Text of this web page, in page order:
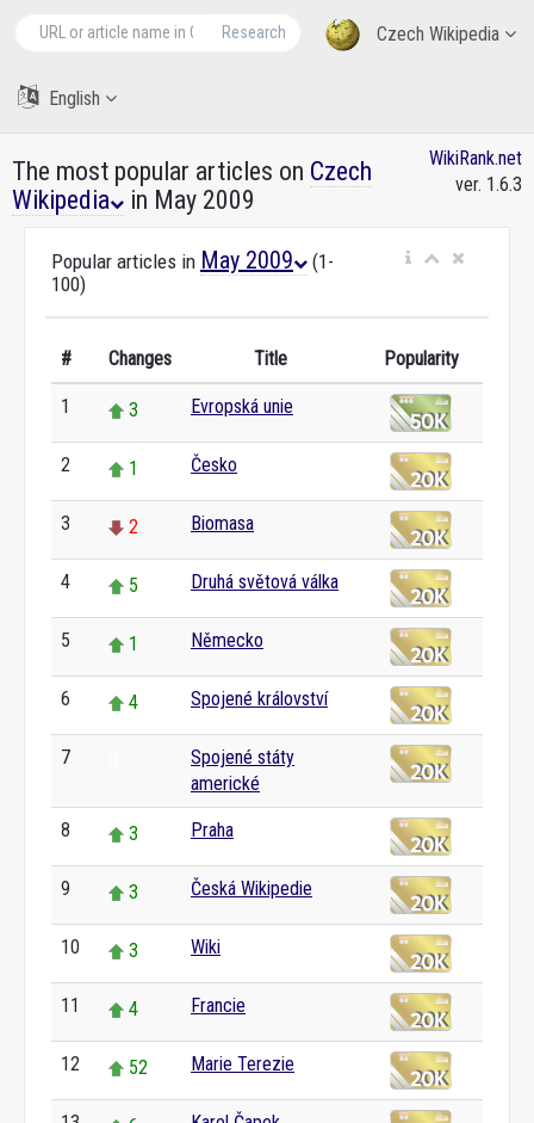
Czech Wikipedia
Research
English
The most popular articles on Czech
Wikipedia
in May 2009
WikiRank.net
ver. 1.6.3
Popular articles in May 2009
(1-
100)
# Changes Title Popularity
1 3 Evropská unie
2 1 Česko
3 2 Biomasa
4 5 Druhá světová válka
5 1 Německo
6 4 Spojené království
7
Spojené státy
americké
8 3 Praha
9 3 Česká Wikipedie
10 3 Wiki
11 4 Francie
12 52 Marie Terezie